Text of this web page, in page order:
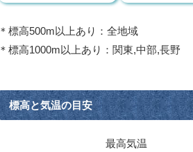
＊標高500m以上あり：全地域
＊標高1000m以上あり：関東,中部,長野
標高と気温の目安
最高気温